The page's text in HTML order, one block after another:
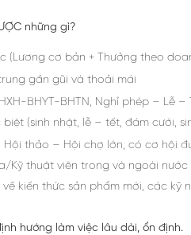
những gì?
(Lương cơ bản + Thưởng theo
gần gũi và thoải mái
BHYT-BHTN, Nghỉ phép – Lễ
(sinh nhật, lễ – tết, đám cưới,
Hội thảo – Hội chợ lớn, có cơ hội
Kỹ thuật viên trong và ngoài nước
về kiến thức sản phẩm mới, các kỹ
hướng làm việc lâu dài, ổn định.